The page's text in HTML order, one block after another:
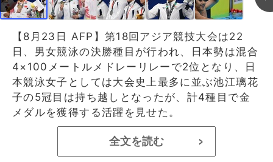
【8月23日 AFP】第18回アジア競技大会は22
日、男女競泳の決勝種目が行われ、日本勢は混合
4×100メートルメドレーリレーで2位となり、日
本競泳女子としては大会史上最多に並ぶ池江璃花
子の5冠目は持ち越しとなったが、計4種目で金
メダルを獲得する活躍を見せた。
全文を読む >